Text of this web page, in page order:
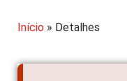
Início » Detalhes